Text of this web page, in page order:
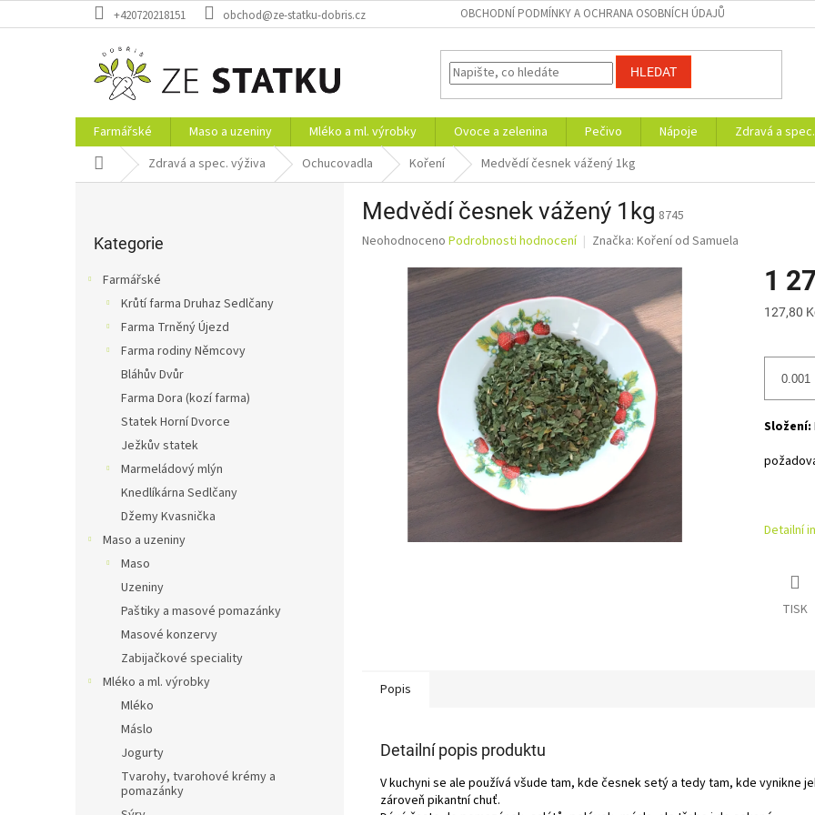
na
+420720218151 obchod@ze-statku-dobris.cz OBCHODNÍ PODMÍNKY A OCHRANA OSOBNÍCH ÚDAJŮ
HLEDAT
Farmářské Maso a uzeniny Mléko a ml. výrobky Ovoce a zelenina Pečivo Nápoje Zdravá a
Domů Zdravá a spec. výživa Ochucovadla Koření Medvědí česnek vážený 1kg
kategorie
Kategorie
Farmářské
Krůtí farma Druhaz Sedlčany
Farma Trněný Újezd
Farma rodiny Němcovy
Bláhův Dvůr
Farma Dora (kozí farma)
Statek Horní Dvorce
Ježkův statek
Marmeládový mlýn
Knedlíkárna Sedlčany
Džemy Kvasnička
Maso a uzeniny
Maso
Uzeniny
Paštiky a masové pomazánky
Masové konzervy
Zabijačkové speciality
Mléko a ml. výrobky
Mléko
Máslo
Jogurty
Tvarohy, tvarohové krémy a
pomazánky
Medvědí česnek vážený 1kg 8745
Průměrné
produktu
hvězdiček.
Neohodnoceno Podrobnosti hodnocení Značka: Koření od Samuela
1
Měrná
127,80
Složení:
Detailní
TISK
Popis
Detailní popis produktu
V kuchyni se ale používá všude tam, kde česnek setý a tedy tam, kde vynikne
zároveň pikantní chuť.